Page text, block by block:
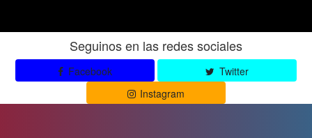
Seguinos en las redes sociales
Facebook
Twitter
Instagram